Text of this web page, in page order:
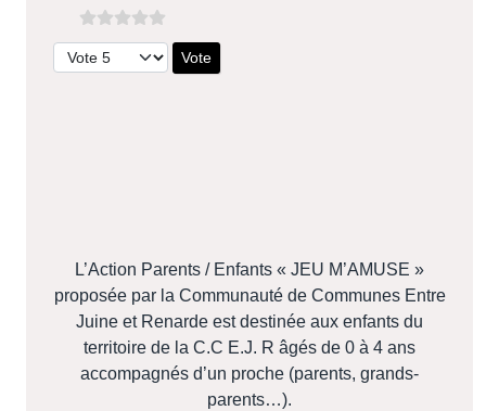
Veuillez voter
L’Action Parents / Enfants « JEU M’AMUSE »
proposée par la Communauté de Communes Entre
Juine et Renarde est destinée aux enfants du
territoire de la C.C E.J. R âgés de 0 à 4 ans
accompagnés d’un proche (parents, grands-
parents…).